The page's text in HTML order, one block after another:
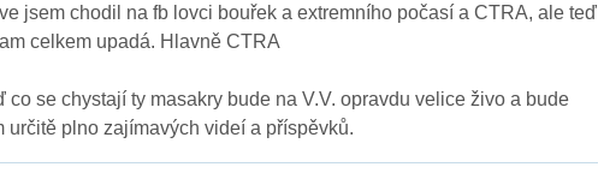
jsem chodil na fb lovci bouřek a extremního počasí a CTRA, ale teď
celkem upadá. Hlavně CTRA
co se chystají ty masakry bude na V.V. opravdu velice živo a bude
určitě plno zajímavých videí a příspěvků.